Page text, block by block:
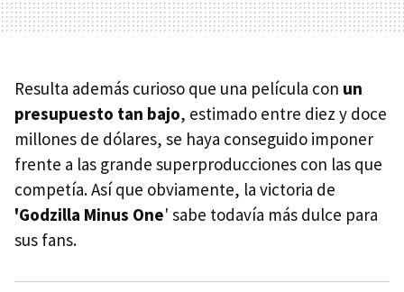
Resulta además curioso que una película con un
presupuesto tan bajo, estimado entre diez y doce
millones de dólares, se haya conseguido imponer
frente a las grande superproducciones con las que
competía. Así que obviamente, la victoria de
'Godzilla Minus One' sabe todavía más dulce para
sus fans.